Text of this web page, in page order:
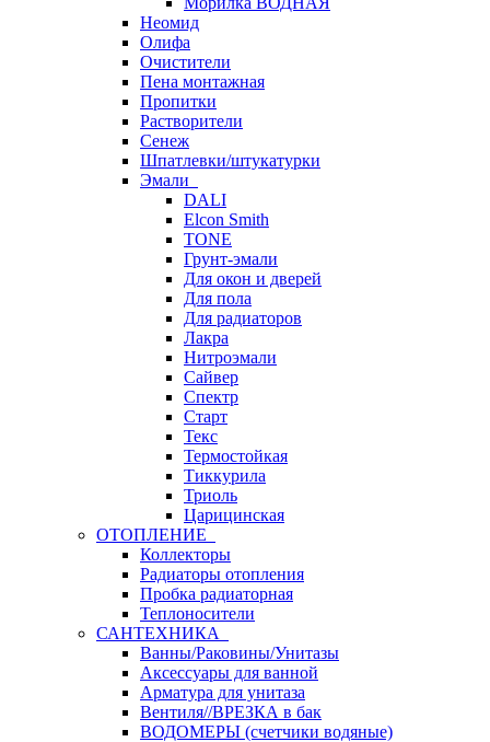
Неомид
Олифа
Очистители
Пена монтажная
Пропитки
Растворители
Сенеж
Шпатлевки/штукатурки
Эмали
DALI
Elcon Smith
TONE
Грунт-эмали
Для окон и дверей
Для пола
Для радиаторов
Лакра
Нитроэмали
Сайвер
Спектр
Старт
Текс
Термостойкая
Тиккурила
Триоль
Царицинская
ОТОПЛЕНИЕ
Коллекторы
Радиаторы отопления
Пробка радиаторная
Теплоносители
САНТЕХНИКА
Ванны/Раковины/Унитазы
Аксессуары для ванной
Арматура для унитаза
Вентиля//ВРЕЗКА в бак
ВОДОМЕРЫ (счетчики водяные)